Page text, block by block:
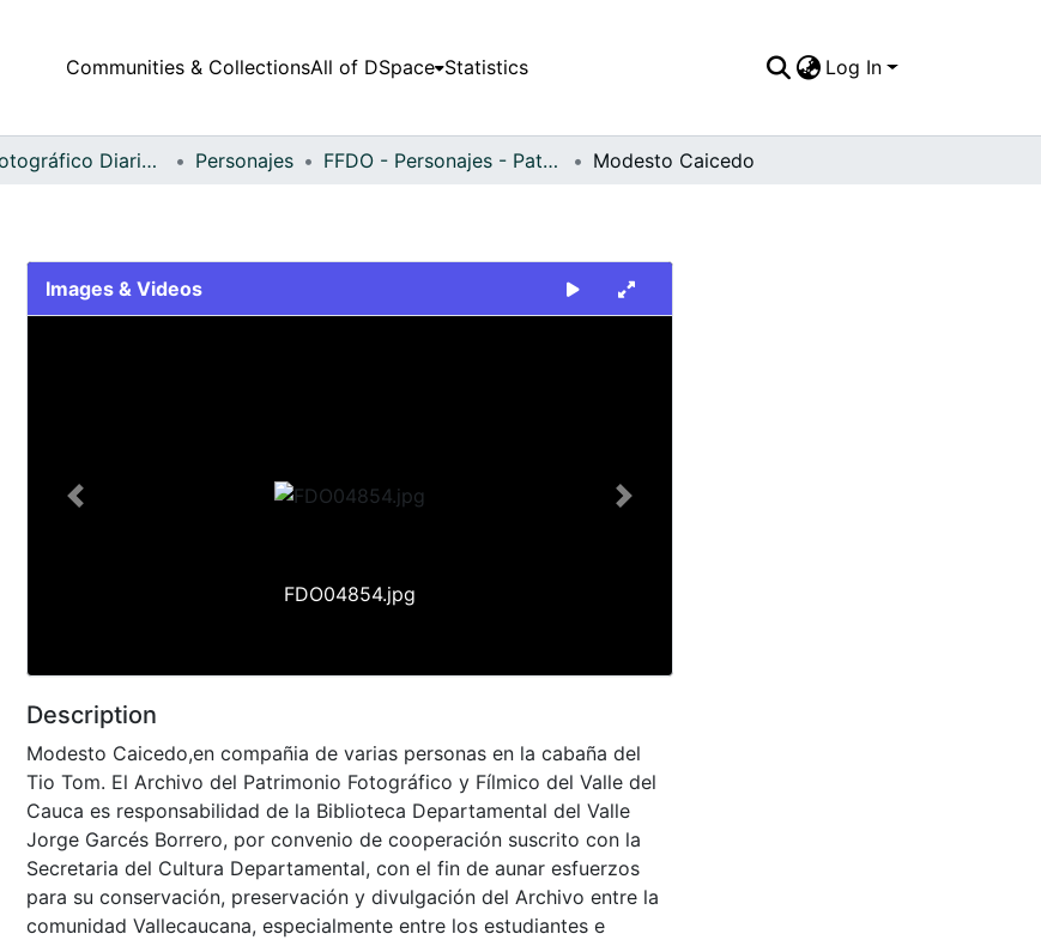
Communities & CollectionsAll of DSpace Statistics Log In
Fondo Fotográfico Diario Occidente Personajes FFDO - Personajes - Patrimonial Modesto Caicedo
Images & Videos
FDO04854.jpg
Previous Next
Description
Modesto Caicedo,en compañia de varias personas en la cabaña del
Tio Tom. El Archivo del Patrimonio Fotográfico y Fílmico del Valle del
Cauca es responsabilidad de la Biblioteca Departamental del Valle
Jorge Garcés Borrero, por convenio de cooperación suscrito con la
Secretaria del Cultura Departamental, con el fin de aunar esfuerzos
para su conservación, preservación y divulgación del Archivo entre la
comunidad Vallecaucana, especialmente entre los estudiantes e